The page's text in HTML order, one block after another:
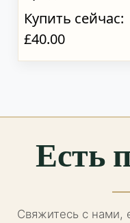
Купить сейчас:
£40.00
Есть
Свяжитесь с нами,